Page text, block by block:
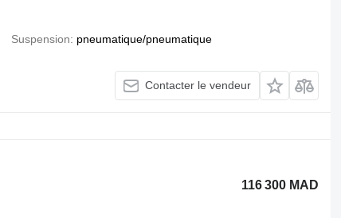
Suspension
pneumatique/pneumatique
Contacter le vendeur
116 300 MAD